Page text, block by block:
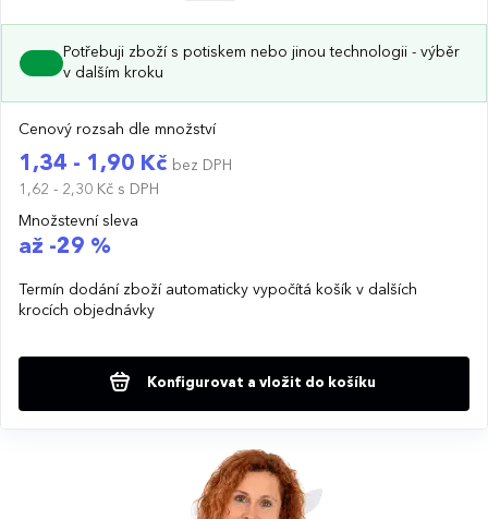
Potřebuji zboží s potiskem nebo jinou technologii - výběr
v dalším kroku
Cenový rozsah dle množství
1,34 - 1,90 Kč bez DPH
1,62 - 2,30 Kč s DPH
Množstevní sleva
až -29 %
Termín dodání zboží automaticky vypočítá košík v dalších
krocích objednávky
Konfigurovat a vložit do košíku